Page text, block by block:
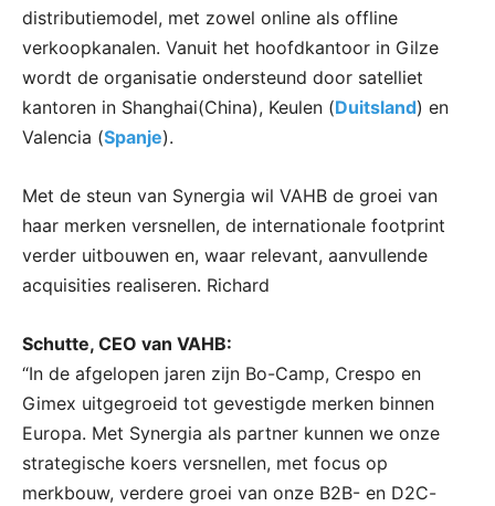
distributiemodel, met zowel online als offline
verkoopkanalen. Vanuit het hoofdkantoor in Gilze
wordt de organisatie ondersteund door satelliet
kantoren in Shanghai(China), Keulen (Duitsland) en
Valencia (Spanje).
Met de steun van Synergia wil VAHB de groei van
haar merken versnellen, de internationale footprint
verder uitbouwen en, waar relevant, aanvullende
acquisities realiseren. Richard
Schutte, CEO van VAHB:
“In de afgelopen jaren zijn Bo-Camp, Crespo en
Gimex uitgegroeid tot gevestigde merken binnen
Europa. Met Synergia als partner kunnen we onze
strategische koers versnellen, met focus op
merkbouw, verdere groei van onze B2B- en D2C-